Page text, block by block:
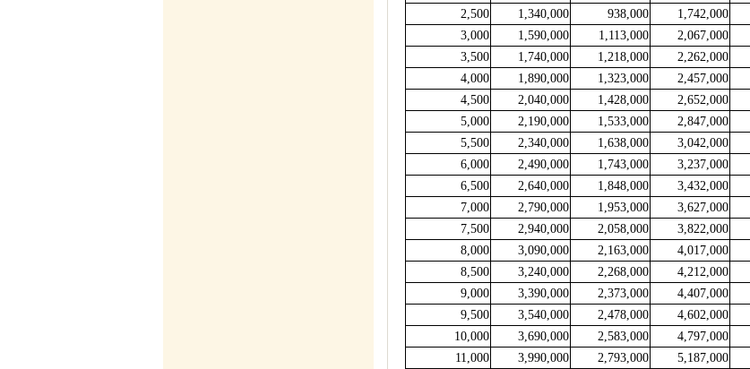
2,500
1,340,000 938,000 1,742,000
3,000
1,590,000 1,113,000 2,067,000
3,500
1,740,000 1,218,000 2,262,000
4,000
1,890,000 1,323,000 2,457,000
4,500
2,040,000 1,428,000 2,652,000
5,000
2,190,000 1,533,000 2,847,000
5,500
2,340,000 1,638,000 3,042,000
6,000
2,490,000 1,743,000 3,237,000
6,500
2,640,000 1,848,000 3,432,000
7,000
2,790,000 1,953,000 3,627,000
7,500
2,940,000 2,058,000 3,822,000
8,000
3,090,000 2,163,000 4,017,000
8,500
3,240,000 2,268,000 4,212,000
9,000
3,390,000 2,373,000 4,407,000
9,500
3,540,000 2,478,000 4,602,000
10,000
3,690,000 2,583,000 4,797,000
11,000
3,990,000 2,793,000 5,187,000